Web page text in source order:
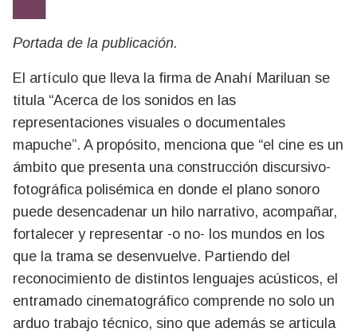
Portada de la publicación.
El artículo que lleva la firma de Anahí Mariluan se
titula “Acerca de los sonidos en las
representaciones visuales o documentales
mapuche”. A propósito, menciona que “el cine es un
ámbito que presenta una construcción discursivo-
fotográfica polisémica en donde el plano sonoro
puede desencadenar un hilo narrativo, acompañar,
fortalecer y representar -o no- los mundos en los
que la trama se desenvuelve. Partiendo del
reconocimiento de distintos lenguajes acústicos, el
entramado cinematográfico comprende no solo un
arduo trabajo técnico, sino que además se articula